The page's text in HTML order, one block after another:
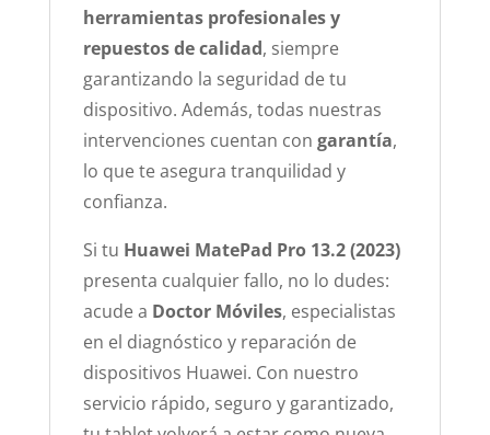
herramientas profesionales y
repuestos de calidad, siempre
garantizando la seguridad de tu
dispositivo. Además, todas nuestras
intervenciones cuentan con garantía,
lo que te asegura tranquilidad y
confianza.
Si tu Huawei MatePad Pro 13.2 (2023)
presenta cualquier fallo, no lo dudes:
acude a Doctor Móviles, especialistas
en el diagnóstico y reparación de
dispositivos Huawei. Con nuestro
servicio rápido, seguro y garantizado,